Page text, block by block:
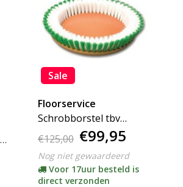
Sale
Floorservice
Schrobborstel tbv
Floorboy XL300
€125,00 €99,95
Nog niet gewaardeerd
Voor 17uur besteld is
direct verzonden